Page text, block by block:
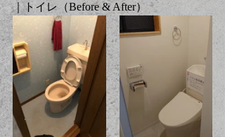
｜トイレ（Before & After）